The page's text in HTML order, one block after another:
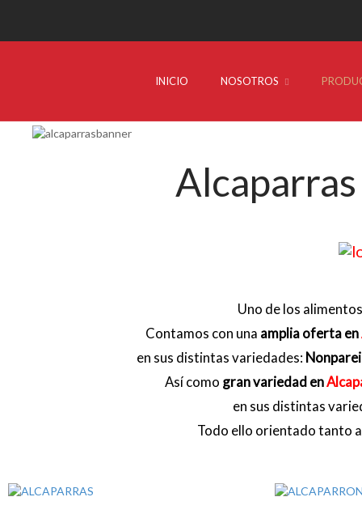
INICIO NOSOTROS
Uno de los
Contamos con una amplia oferta en
en sus distintas variedades:
Así como gran variedad en
en sus distintas
Todo ello orientado tanto